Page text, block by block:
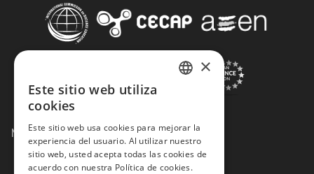
Métodos de Pago:
×
Este sitio web utiliza
cookies
Este sitio web usa cookies para mejorar la
experiencia del usuario. Al utilizar nuestro
sitio web, usted acepta todas las cookies de
acuerdo con nuestra Política de cookies.